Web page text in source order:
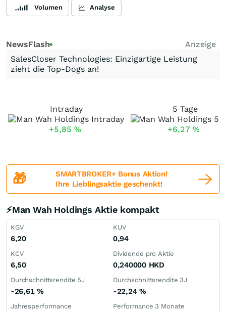
Volumen Analyse
NewsFlash
Anzeige
SalesCloser Technologies: Einzigartige Leistung
zieht die Top-Dogs an!
Intraday
+5,85 %
5 Tage
+6,27 %
🎁
SMARTBROKER+ Bonus Aktion!
Ihre Lieblingsaktie geschenkt!
⚡Man Wah Holdings Aktie kompakt
KGV
6,20
KUV
0,94
KCV
6,50
Dividende pro Aktie
0,240000 HKD
Durchschnittsrendite 5J
-26,61 %
Durchschnittsrendite 3J
-22,24 %
Jahresperformance Performance 3 Monate